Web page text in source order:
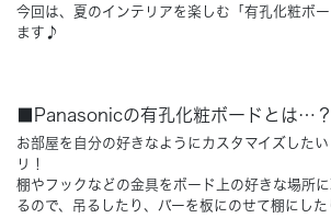
Blog
Techno EX テクノストラクチャーEX
今回は、夏のインテリアを楽しむ「有孔化粧ボ
ます♪
■Panasonicの有孔化粧ボードとは…？
お部屋を自分の好きなようにカスタマイズした
リ！
棚やフックなどの金具をボード上の好きな場所
るので、吊るしたり、バーを板にのせて棚にし